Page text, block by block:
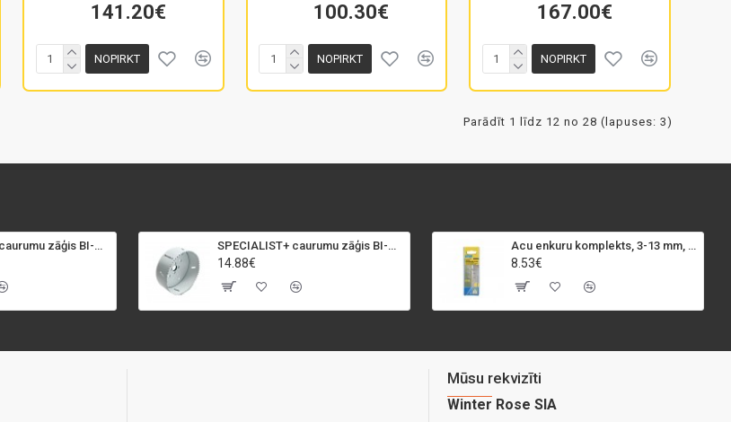
141.20€
NOPIRKT
100.30€
NOPIRKT
167.00€
NOPIRKT
Parādīt 1 līdz 12 no 28 (lapuses: 3)
SPECIALIST+ caurumu zāģis BI-METAL, 92 mm SPECIALIST+ caurumu zāģis BI-METAL, 98 mm
14.88€
Acu enkuru komplekts, 3-13 mm, Rapid, 12 gab.
8.53€
Mūsu rekvizīti
Winter Rose SIA